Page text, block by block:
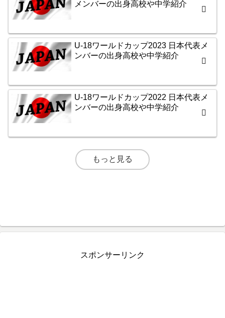
メンバーの出身高校や中学紹介
U-18ワールドカップ2023 日本代表メ
ンバーの出身高校や中学紹介
U-18ワールドカップ2022 日本代表メ
ンバーの出身高校や中学紹介
もっと見る
スポンサーリンク